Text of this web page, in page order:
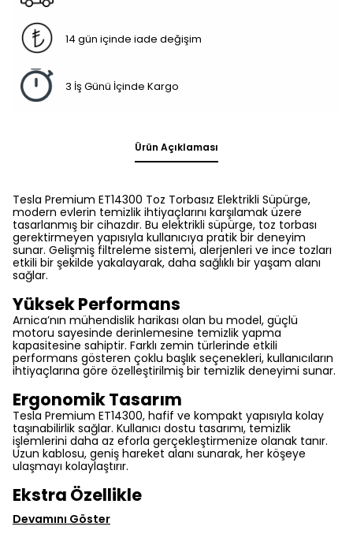
14 gün içinde iade değişim
3 İş Günü İçinde Kargo
Ürün Açıklaması
Tesla Premium ET14300 Toz Torbasız Elektrikli Süpürge,
modern evlerin temizlik ihtiyaçlarını karşılamak üzere
tasarlanmış bir cihazdır. Bu elektrikli süpürge, toz torbası
gerektirmeyen yapısıyla kullanıcıya pratik bir deneyim
sunar. Gelişmiş filtreleme sistemi, alerjenleri ve ince tozları
etkili bir şekilde yakalayarak, daha sağlıklı bir yaşam alanı
sağlar.
Yüksek Performans
Arnica’nın mühendislik harikası olan bu model, güçlü
motoru sayesinde derinlemesine temizlik yapma
kapasitesine sahiptir. Farklı zemin türlerinde etkili
performans gösteren çoklu başlık seçenekleri, kullanıcıların
ihtiyaçlarına göre özelleştirilmiş bir temizlik deneyimi sunar.
Ergonomik Tasarım
Tesla Premium ET14300, hafif ve kompakt yapısıyla kolay
taşınabilirlik sağlar. Kullanıcı dostu tasarımı, temizlik
işlemlerini daha az eforla gerçekleştirmenize olanak tanır.
Uzun kablosu, geniş hareket alanı sunarak, her köşeye
ulaşmayı kolaylaştırır.
Ekstra Özellikle
Devamını Göster